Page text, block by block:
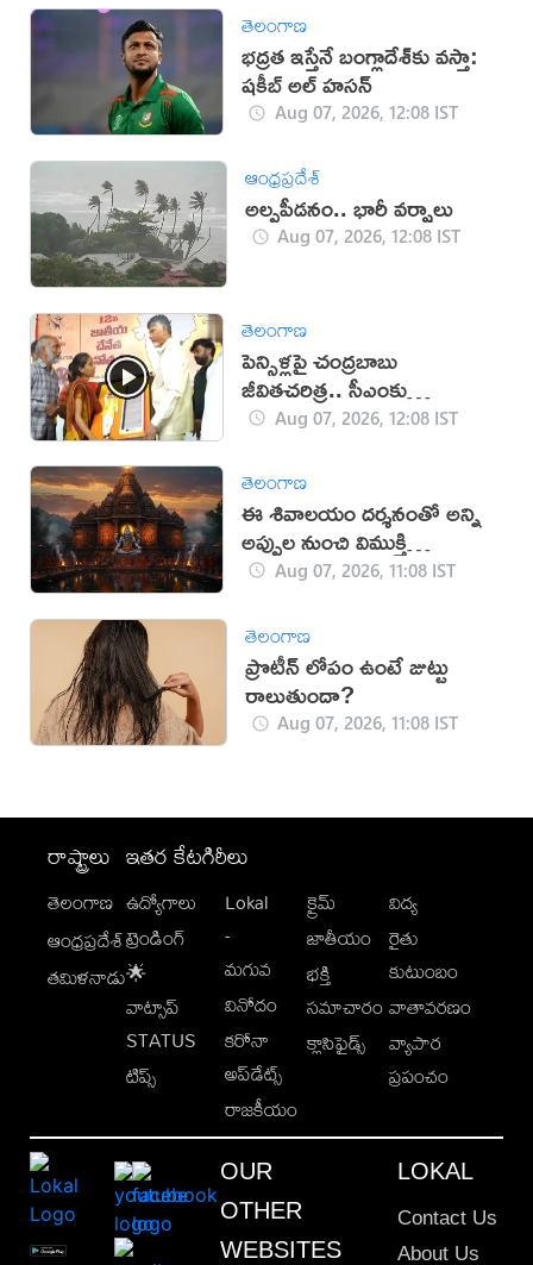
తెలంగాణ
భద్రత ఇస్తేనే బంగ్లాదేశ్‌కు వస్తా:
షకీబ్ అల్ హసన్
Aug 07, 2026, 12:08 IST
ఆంధ్రప్రదేశ్
అల్పపీడనం.. భారీ వర్షాలు
Aug 07, 2026, 12:08 IST
తెలంగాణ
పెన్సిళ్లపై చంద్రబాబు
జీవితచరిత్ర.. సీఎంకు
బహూకరించిన యువతి
Aug 07, 2026, 12:08 IST
తెలంగాణ
ఈ శివాలయం దర్శనంతో అన్ని
అప్పుల నుంచి విముక్తి
లభిస్తుందట!
Aug 07, 2026, 11:08 IST
తెలంగాణ
ప్రొటీన్ లోపం ఉంటే జుట్టు
రాలుతుందా?
Aug 07, 2026, 11:08 IST
రాష్ట్రాలు
తెలంగాణ
ఆంధ్రప్రదేశ్
తమిళనాడు
ఇతర కేటగిరీలు
ఉద్యోగాలు
ట్రెండింగ్
🌟
వాట్సాప్
STATUS
టిప్స్
Lokal
-
మగువ
వినోదం
కరోనా
అప్‌డేట్స్
రాజకీయం
క్రైమ్
జాతీయం
భక్తి
సమాచారం
క్లాసిఫైడ్స్
విద్య
రైతు
కుటుంబం
వాతావరణం
వ్యాపార
ప్రపంచం
OUR
OTHER
WEBSITES
LOKAL
Contact Us
About Us